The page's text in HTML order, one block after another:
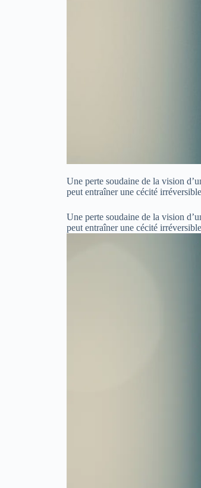
Une perte soudaine de la vision
peut entraîner une cécité
Une perte soudaine de la vision
peut entraîner une cécité